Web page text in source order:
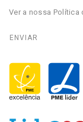
Ver a nossa Política